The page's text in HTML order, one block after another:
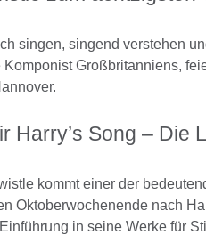
singen, singend verstehen
Großbritanniens,
Harry’s Song – Die
kommt einer der
Oktoberwochenende nach
in seine Werke für